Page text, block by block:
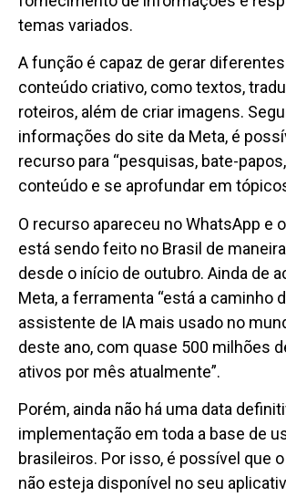
temas variados.
A função é capaz de gerar
conteúdo criativo, como textos,
roteiros, além de criar imagens.
informações do site da Meta, é
recurso para “pesquisas, bate-
conteúdo e se aprofundar em
O recurso apareceu no WhatsApp e
está sendo feito no Brasil de
desde o início de outubro. Ainda de
Meta, a ferramenta “está a caminho
assistente de IA mais usado no
deste ano, com quase 500 milhões
ativos por mês atualmente”.
Porém, ainda não há uma data
implementação em toda a base de
brasileiros. Por isso, é possível que
não esteja disponível no seu